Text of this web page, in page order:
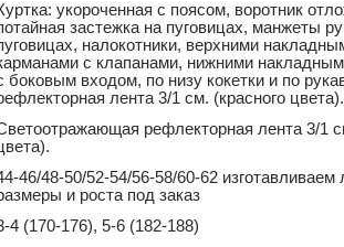
укороченная с поясом, воротник
застежка на пуговицах, манжеты
налокотники, верхними
с клапанами, нижними
боковым входом, по низу кокетки и по
лента 3/1 см. (красного цвета).
рефлекторная лента 3/1
46/48-50/52-54/56-58/60-62
и роста под заказ
4 (170-176), 5-6 (182-188)